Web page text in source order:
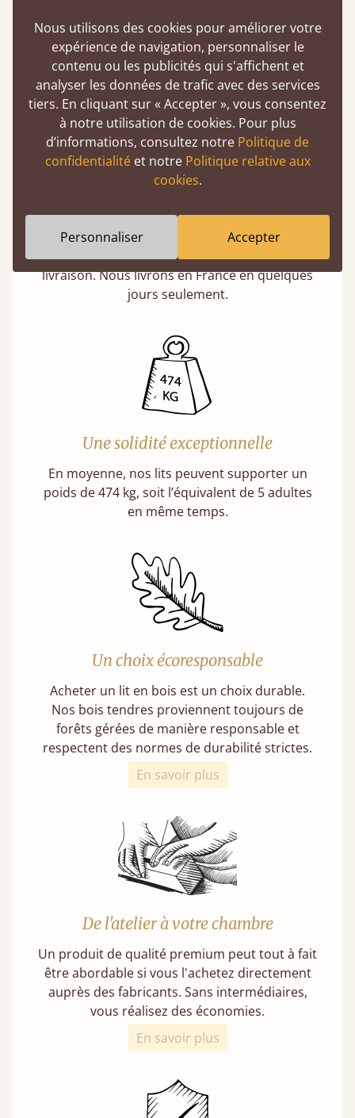
En savoir plus
Fabrication artisanale et européenne
Chaque lit est confectionné sur commande
avec soin, et une attention particulière est
portée à la qualité et à la rapidité de la
livraison. Nous livrons en France en quelques
jours seulement.
Une solidité exceptionnelle
En moyenne, nos lits peuvent supporter un
poids de 474 kg, soit l’équivalent de 5 adultes
en même temps.
Un choix écoresponsable
Acheter un lit en bois est un choix durable.
Nos bois tendres proviennent toujours de
forêts gérées de manière responsable et
respectent des normes de durabilité strictes.
En savoir plus
De l'atelier à votre chambre
Un produit de qualité premium peut tout à fait
être abordable si vous l'achetez directement
auprès des fabricants. Sans intermédiaires,
vous réalisez des économies.
En savoir plus
Nous utilisons des cookies pour améliorer votre
expérience de navigation, personnaliser le
contenu ou les publicités qui s'affichent et
analyser les données de trafic avec des services
tiers. En cliquant sur « Accepter », vous consentez
à notre utilisation de cookies. Pour plus
d’informations, consultez notre Politique de
confidentialitéet notre Politique relative aux
cookies.
Personnaliser Accepter